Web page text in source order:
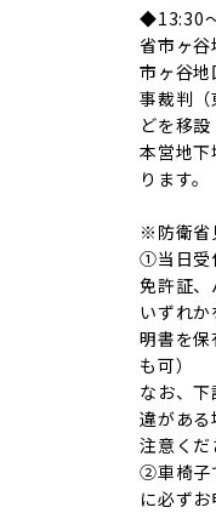
◆13:30
省市ヶ谷
市ヶ谷
事裁判
どを移
本営地
ります。
※防衛省
①当日受
免許証
いずれ
明書を
も可）
なお、
違があ
注意くだ
②車椅子
に必ずお